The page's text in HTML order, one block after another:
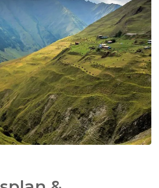
bruisende steden en staat oog
imposante Kaukasus gebergte en
. Vanuit de kosmopolitischestad
olie-weelde reist u van de
over het platteland van
deoude karavanserai-stad Sheki
wijnregio Kakhetieen
bruisende hoofdstad Tbilisi. U rijdt
Military Highwayde Kaukasus
u wandelingen maken en
en kloosters bezoeken. Via het
sluit u de reis af in de